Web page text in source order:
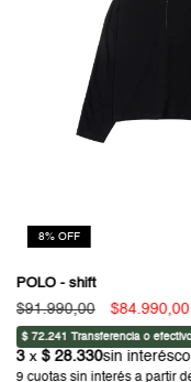
8% OFF
POLO - shift
$91.990,00 $84.990,00